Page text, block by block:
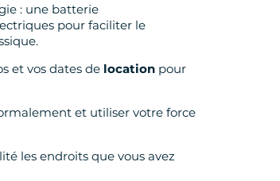
: une batterie
pour faciliter le
et vos dates de location pour
et utiliser votre force
les endroits que vous avez